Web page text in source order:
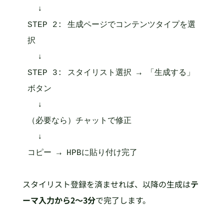
STEP 2: 生成ページでコンテンツタイプを選
択
STEP 3: スタイリスト選択 → 「生成する」
ボタン
（必要なら）チャットで修正
コピー → HPBに貼り付け完了
スタイリスト登録を済ませれば、以降の生成はテ
ーマ入力から2〜3分で完了します。